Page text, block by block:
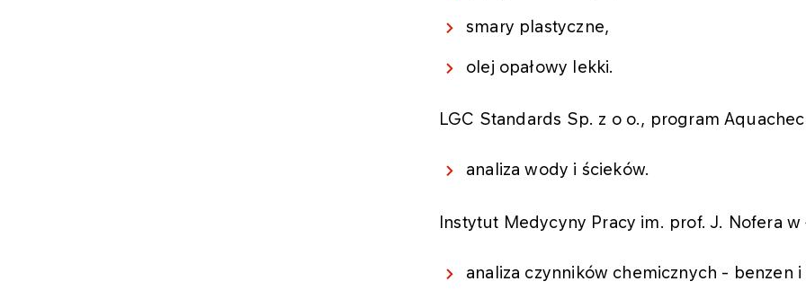
smary plastyczne,
olej opałowy lekki.
LGC Standards Sp. z o o., program
analiza wody i ścieków.
Instytut Medycyny Pracy im. prof. J. Nofera w
analiza czynników chemicznych - benzen